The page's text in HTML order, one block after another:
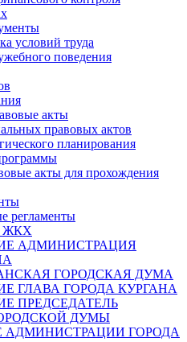
условий труда
поведения
акты
правовых актов
планирования
акты для прохождения
регламенты
ЖКХ
АДМИНИСТРАЦИЯ
ГОРОДСКАЯ ДУМА
ГЛАВА ГОРОДА КУРГАНА
ПРЕДСЕДАТЕЛЬ
ДУМЫ
АДМИНИСТРАЦИИ ГОРОДА